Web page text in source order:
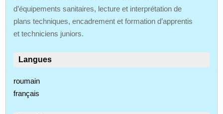
d’équipements sanitaires, lecture et interprétation de
plans techniques, encadrement et formation d’apprentis
et techniciens juniors.
Langues
roumain
français